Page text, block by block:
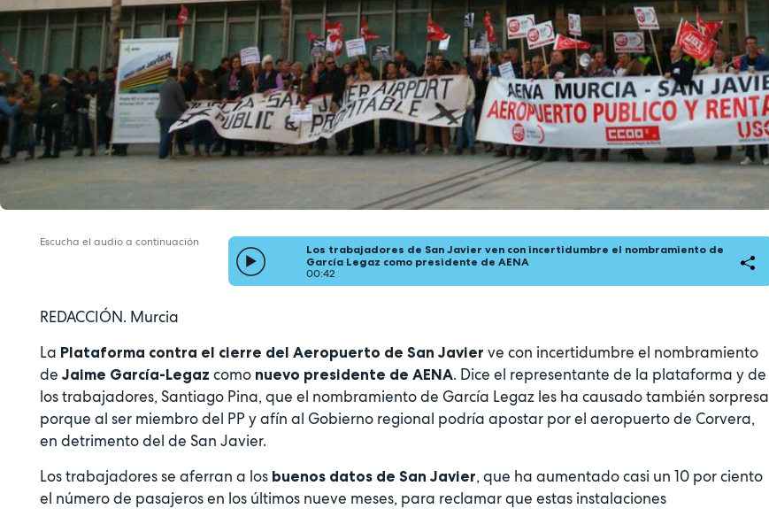
Escucha el audio a continuación
Los trabajadores de San Javier ven con incertidumbre el nombramiento de
García Legaz como presidente de AENA
00:42
REDACCIÓN. Murcia
La Plataforma contra el cierre del Aeropuerto de San Javier ve con incertidumbre el nombramiento
de Jaime García-Legaz como nuevo presidente de AENA. Dice el representante de la plataforma y de
los trabajadores, Santiago Pina, que el nombramiento de García Legaz les ha causado también sorpresa
porque al ser miembro del PP y afín al Gobierno regional podría apostar por el aeropuerto de Corvera,
en detrimento del de San Javier.
Los trabajadores se aferran a los buenos datos de San Javier, que ha aumentado casi un 10 por ciento
el número de pasajeros en los últimos nueve meses, para reclamar que estas instalaciones